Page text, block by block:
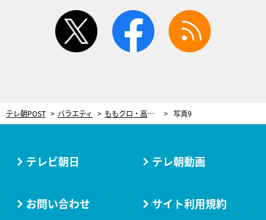
twitter facebook
テレ朝POST バラエティ ももクロ・高城れに「国語が得意です」小説家・加賀翔（かが屋）に勝てるか!? 写真9
テレビ朝日 テレ朝動画
お問い合わせ サイト利用規約